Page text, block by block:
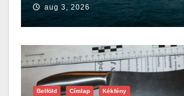
aug 3, 2026
Belföld Címlap Kékfény